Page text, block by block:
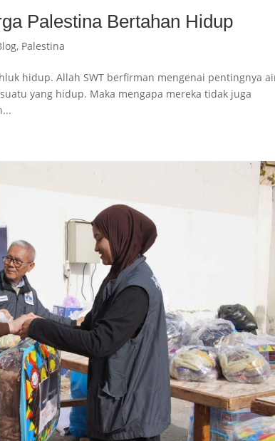
Palestina Bertahan Hidup
, Palestina
hidup. Allah SWT berfirman mengenai pentingnya
yang hidup. Maka mengapa mereka tidak juga